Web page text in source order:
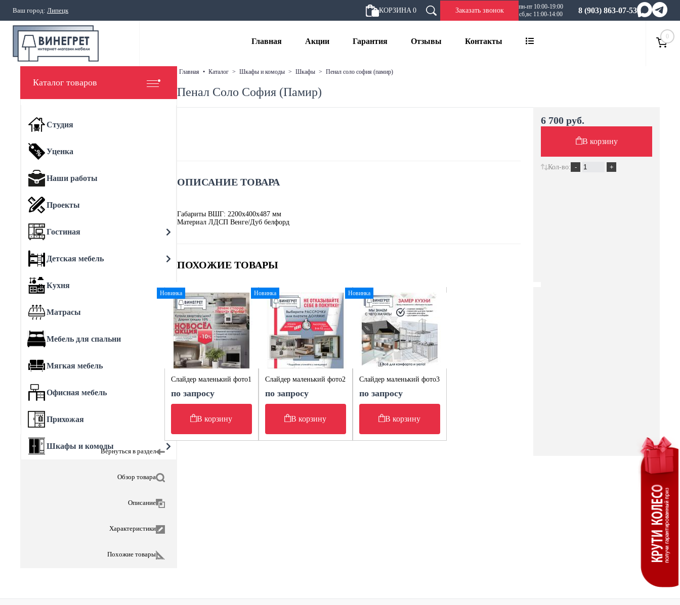
Ваш город: Липецк КОРЗИНА 0 Заказать звонок
пн-пт 10:00-19:00
сб,вс 11:00-14:00
8 (903) 863-07-53
Главная Акции Гарантия Отзывы Контакты
0
Каталог товаров
Студия
Уценка
Наши работы
Проекты
Гостиная
Детская мебель
Кухня
Матрасы
Мебель для спальни
Мягкая мебель
Офисная мебель
Прихожая
Шкафы и комоды
Вернуться в раздел
Обзор товара
Описание
Характеристики
Похожие товары
главная • каталог > шкафы и комоды > шкафы > пенал соло софия (памир)
Пенал Соло София (Памир)
ОПИСАНИЕ ТОВАРА
Габариты ВШГ: 2200х400х487 мм
Материал ЛДСП Венге/Дуб белфорд
ПОХОЖИЕ ТОВАРЫ
Новинка
Слайдер маленький фото1
по запросу
В корзину
Новинка
Слайдер маленький фото2
по запросу
В корзину
Новинка
Слайдер маленький фото3
по запросу
В корзину
6 700 руб.
В корзину
Кол-во: